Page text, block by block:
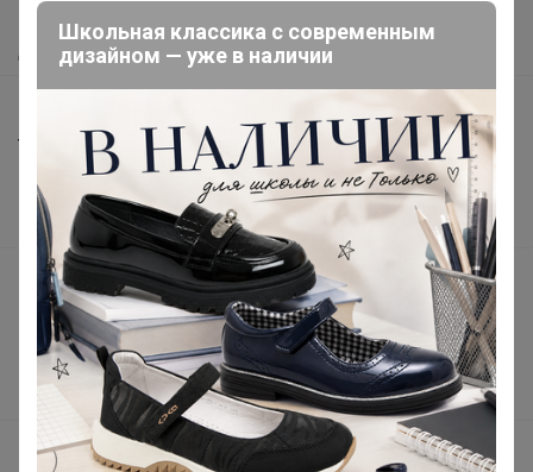
Как получить?
Доставка
Торговые марки
Наша команда
В наличии
Подарочные сертификаты
Реклама на сайте
Поставщикам
Вакансии
support@24-ok.ru
Школьная классика с современным
дизайном — уже в наличии